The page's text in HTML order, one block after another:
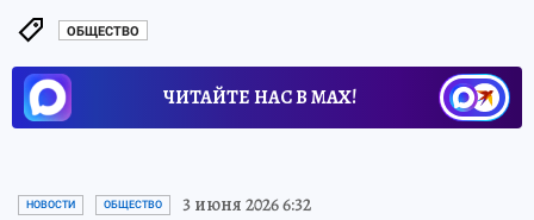
ОБЩЕСТВО
ЧИТАЙТЕ НАС В МАХ!
НОВОСТИ ОБЩЕСТВО 3 июня 2026 6:32